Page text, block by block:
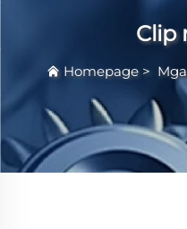
Clip
Homepage >